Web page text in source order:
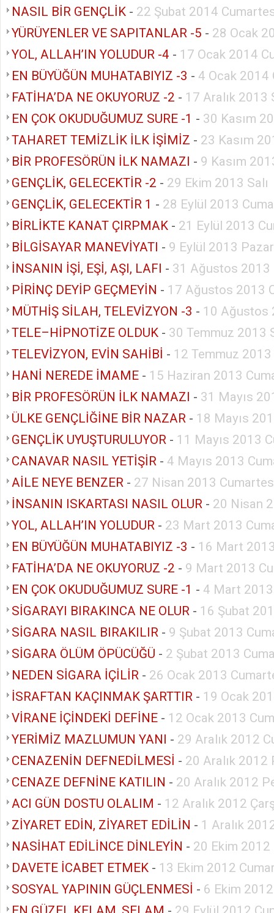
NASIL BİR GENÇLİK - 22 Şubat 2014
YÜRÜYENLER VE SAPITANLAR -5 - 28 Ocak
YOL, ALLAH’IN YOLUDUR -4 - 17 Ocak 2014
EN BÜYÜĞÜN MUHATABIYIZ -3 - 4 Ocak 2014
FATİHA’DA NE OKUYORUZ -2 - 17 Aralık 2013
EN ÇOK OKUDUĞUMUZ SURE -1 - 30 Kasım
TAHARET TEMİZLİK İLK İŞİMİZ - 23 Kasım
BİR PROFESÖRÜN İLK NAMAZI - 9 Kasım
GENÇLİK, GELECEKTİR -2 - 29 Ekim 2013 Salı
GENÇLİK, GELECEKTİR 1 - 28 Eylül 2013
BİRLİKTE KANAT ÇIRPMAK - 21 Eylül 2013
BİLGİSAYAR MANEVİYATI - 9 Eylül 2013
İNSANIN İŞİ, EŞİ, AŞI, LAFI - 31 Ağustos 2013
PİRİNÇ DEYİP GEÇMEYİN - 17 Ağustos 2013
MÜTHİŞ SİLAH, TELEVİZYON -3 - 10 Ağustos
TELE–HİPNOTİZE OLDUK - 30 Temmuz 2013
TELEVİZYON, EVİN SAHİBİ - 12 Temmuz 2013
HANİ NEREDE İMAME - 15 Haziran 2013
BİR PROFESÖRÜN İLK NAMAZI - 31 Mayıs
ÜLKE GENÇLİĞİNE BİR NAZAR - 18 Mayıs
GENÇLİK UYUŞTURULUYOR - 11 Mayıs 2013
CANAVAR NASIL YETİŞİR - 4 Mayıs 2013
AİLE NEYE BENZER - 27 Nisan 2013
İNSANIN ISKARTASI NASIL OLUR - 20 Nisan
YOL, ALLAH’IN YOLUDUR - 23 Mart 2013
EN BÜYÜĞÜN MUHATABIYIZ -3 - 16 Mart
FATİHA’DA NE OKUYORUZ -2 - 9 Mart 2013
EN ÇOK OKUDUĞUMUZ SURE -1 - 4 Mart
SİGARAYI BIRAKINCA NE OLUR - 16 Şubat
SİGARA NASIL BIRAKILIR - 9 Şubat 2013
SİGARA ÖLÜM ÖPÜCÜĞÜ - 2 Şubat 2013
NEDEN SİGARA İÇİLİR - 26 Ocak 2013
İSRAFTAN KAÇINMAK ŞARTTIR - 19 Ocak
VİRANE İÇİNDEKİ DEFİNE - 12 Ocak 2013
YERİMİZ MAZLUMUN YANI - 29 Aralık 2012
CENAZENİN DEFNEDİLMESİ - 20 Aralık 2012
CENAZE DEFNİNE KATILIN - 20 Aralık 2012
ACI GÜN DOSTU OLALIM - 12 Aralık 2012
ZİYARET EDİN, ZİYARET EDİLİN - 1 Aralık
NASİHAT EDİLİNCE DİNLEYİN - 20 Ekim
DAVETE İCABET ETMEK - 13 Ekim 2012
SOSYAL YAPININ GÜÇLENMESİ - 6 Ekim